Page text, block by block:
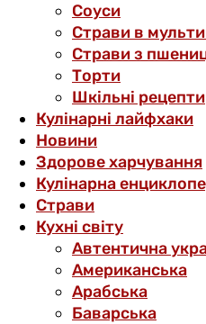
Соуси
Страви в
Страви з
Торти
Шкільні рецепти
Кулінарні лайфхаки
Новини
Здорове харчування
Кулінарна
Страви
Кухні світу
Автентична
Американська
Арабська
Баварська